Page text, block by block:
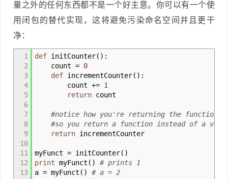
量之外的任何东西都不是一个好主意。你可以有一个使
用闭包的替代实现，这将避免污染命名空间并且更干
净：
1
2
3
4
5
6
7
8
9
10
11
12
13
def initCounter( ) :
count = 0
def incrementCounter( ) :
count += 1
return count
#notice how you're returning the function
#so you return a function instead of a
return incrementCounter
myFunct = initCounter( )
print myFunct ( )
# prints 1
a = myFunct ( )
# a = 2